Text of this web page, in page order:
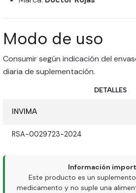
Modo de uso
Consumir según indicación del
diaria de suplementación.
DETALLES
INVIMA
RSA-0029723-2024
Información
Este producto es un
medicamento y no suple una